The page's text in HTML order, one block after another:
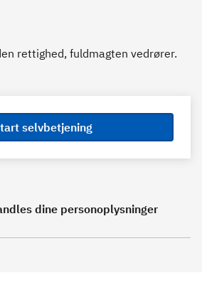
rettighed, fuldmagten vedrører.
selvbetjening
dine personoplysninger